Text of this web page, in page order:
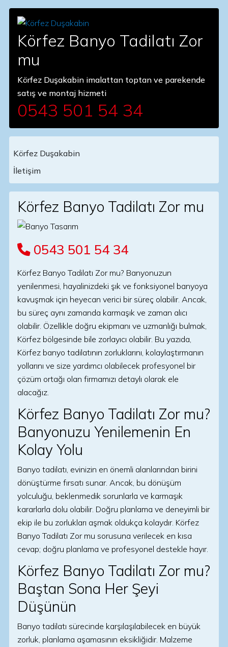
Körfez Banyo Tadilatı Zor
mu
Körfez Duşakabin imalattan toptan ve parekende
satış ve montaj hizmeti
0543 501 54 34
Main Navigation
Körfez Duşakabin
İletişim
Körfez Banyo Tadilatı Zor mu
0543 501 54 34
Körfez Banyo Tadilatı Zor mu? Banyonuzun
yenilenmesi, hayalinizdeki şık ve fonksiyonel banyoya
kavuşmak için heyecan verici bir süreç olabilir. Ancak,
bu süreç aynı zamanda karmaşık ve zaman alıcı
olabilir. Özellikle doğru ekipmanı ve uzmanlığı bulmak,
Körfez bölgesinde bile zorlayıcı olabilir. Bu yazıda,
Körfez banyo tadilatının zorluklarını, kolaylaştırmanın
yollarını ve size yardımcı olabilecek profesyonel bir
çözüm ortağı olan firmamızı detaylı olarak ele
alacağız.
Körfez Banyo Tadilatı Zor mu?
Banyonuzu Yenilemenin En
Kolay Yolu
Banyo tadilatı, evinizin en önemli alanlarından birini
dönüştürme fırsatı sunar. Ancak, bu dönüşüm
yolculuğu, beklenmedik sorunlarla ve karmaşık
kararlarla dolu olabilir. Doğru planlama ve deneyimli bir
ekip ile bu zorlukları aşmak oldukça kolaydır. Körfez
Banyo Tadilatı Zor mu sorusuna verilecek en kısa
cevap; doğru planlama ve profesyonel destekle hayır.
Körfez Banyo Tadilatı Zor mu?
Baştan Sona Her Şeyi
Düşünün
Banyo tadilatı sürecinde karşılaşılabilecek en büyük
zorluk, planlama aşamasının eksikliğidir. Malzeme